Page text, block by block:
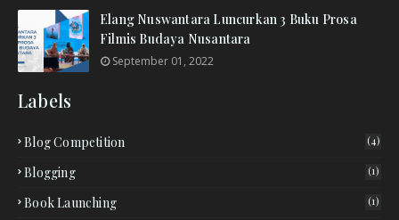
Elang Nuswantara Luncurkan 3 Buku Prosa
Filmis Budaya Nusantara
September 01, 2022
Labels
Blog Competition (4)
Blogging (1)
Book Launching (1)